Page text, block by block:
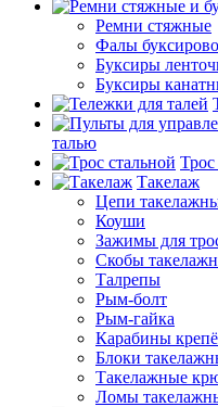
Ремни стяжные
Фалы
Буксиры
Буксиры
талью
Трос
Такелаж
Цепи
Коуши
Зажимы для
Скобы
Талрепы
Рым-болт
Рым-гайка
Карабины
Блоки
Такелажные
Ломы